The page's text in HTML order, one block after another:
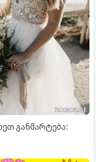
განმარტება: